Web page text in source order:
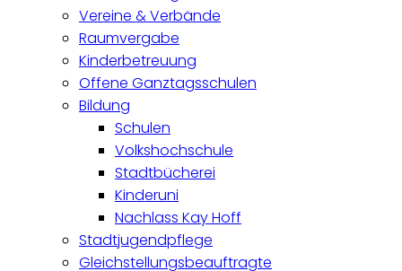
Vereine & Verbände
Raumvergabe
Kinderbetreuung
Offene Ganztagsschulen
Bildung
Schulen
Volkshochschule
Stadtbücherei
Kinderuni
Nachlass Kay Hoff
Stadtjugendpflege
Gleichstellungsbeauftragte